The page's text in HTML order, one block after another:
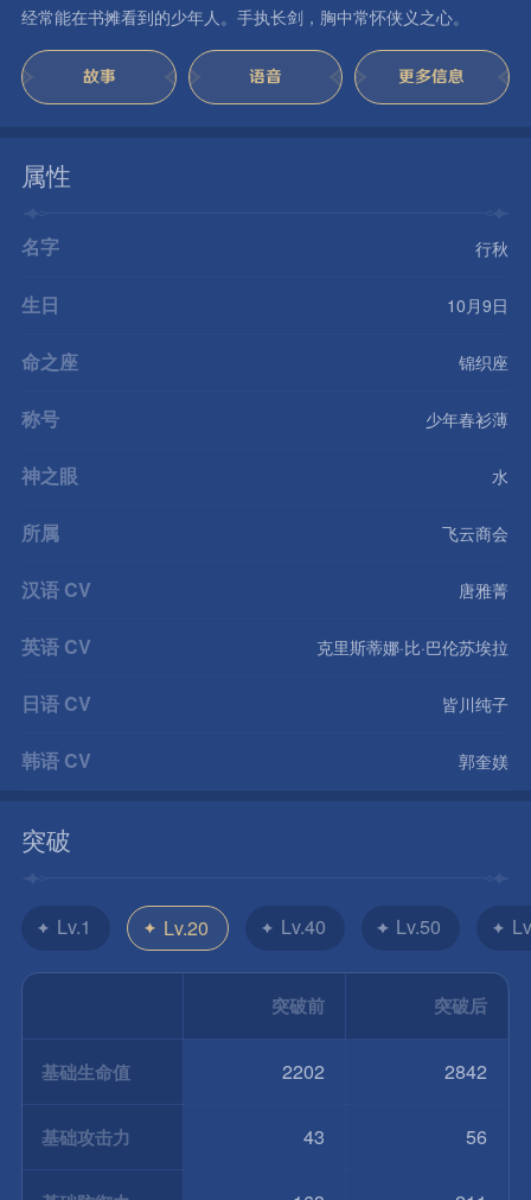
经常能在书摊看到的少年人。手执长剑，胸中常怀侠义之心。
故事 语音 更多信息
属性
名字 行秋
生日 10月9日
命之座 锦织座
称号 少年春衫薄
神之眼 水
所属 飞云商会
汉语 CV 唐雅菁
英语 CV 克里斯蒂娜·比·巴伦苏埃拉
日语 CV 皆川纯子
韩语 CV 郭奎媄
突破
Lv.1 Lv.20 Lv.40 Lv.50
突破前 突破后
基础生命值 2202 2842
基础攻击力 43 56